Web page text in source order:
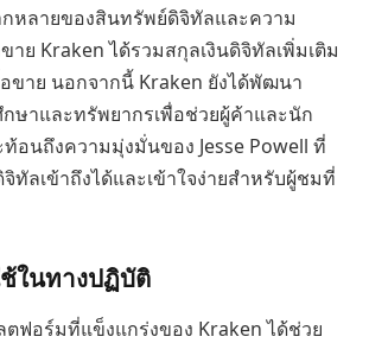
หลายของสินทรัพย์ดิจิทัลและความ
ย Kraken ได้รวมสกุลเงินดิจิทัลเพิ่มเติม
ขาย นอกจากนี้ Kraken ยังได้พัฒนา
ษาและทรัพยากรเพื่อช่วยผู้ค้าและนัก
อนถึงความมุ่งมั่นของ Jesse Powell ที่
ทัลเข้าถึงได้และเข้าใจง่ายสำหรับผู้ชมที่
ในทางปฏิบัติ
ฟอร์มที่แข็งแกร่งของ Kraken ได้ช่วย